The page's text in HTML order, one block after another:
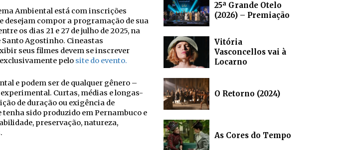
Ambiental está com inscrições
desejam compor a programação de sua
os dias 21 e 27 de julho de 2025, na
Santo Agostinho. Cineastas
seus filmes devem se inscrever
pelo site do evento.
e podem ser de qualquer gênero –
Curtas, médias e longas-
de duração ou exigência de
sido produzido em Pernambuco e
preservação, natureza,
25ª Grande Otelo
(2026) – Premiação
Vitória
Vasconcellos vai à
Locarno
O Retorno (2024)
As Cores do Tempo